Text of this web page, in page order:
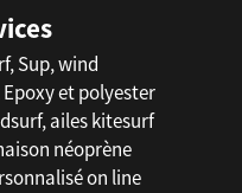
Sup, wind
et polyester
ailes kitesurf
néoprène
on line